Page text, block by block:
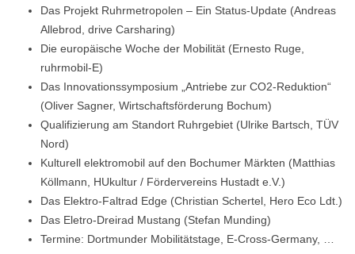
Das Projekt Ruhrmetropolen – Ein Status-Update (Andreas
Allebrod, drive Carsharing)
Die europäische Woche der Mobilität (Ernesto Ruge,
ruhrmobil-E)
Das Innovationssymposium „Antriebe zur CO2-Reduktion“
(Oliver Sagner, Wirtschaftsförderung Bochum)
Qualifizierung am Standort Ruhrgebiet (Ulrike Bartsch, TÜV
Nord)
Kulturell elektromobil auf den Bochumer Märkten (Matthias
Köllmann, HUkultur / Fördervereins Hustadt e.V.)
Das Elektro-Faltrad Edge (Christian Schertel, Hero Eco Ldt.)
Das Eletro-Dreirad Mustang (Stefan Munding)
Termine: Dortmunder Mobilitätstage, E-Cross-Germany, …